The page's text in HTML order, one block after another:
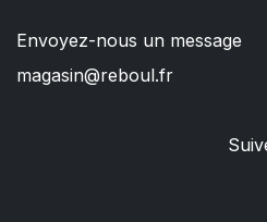
Envoyez-nous un message
magasin@reboul.fr